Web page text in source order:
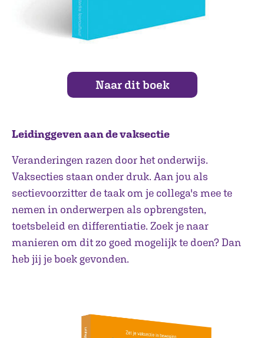
Naar dit boek
Leidinggeven aan de vaksectie
Veranderingen razen door het onderwijs.
Vaksecties staan onder druk. Aan jou als
sectievoorzitter de taak om je collega's mee te
nemen in onderwerpen als opbrengsten,
toetsbeleid en differentiatie. Zoek je naar
manieren om dit zo goed mogelijk te doen? Dan
heb jij je boek gevonden.